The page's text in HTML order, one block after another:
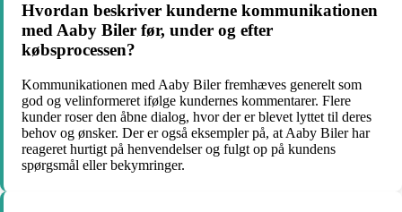
Hvordan beskriver kunderne kommunikationen
med Aaby Biler før, under og efter
købsprocessen?
Kommunikationen med Aaby Biler fremhæves generelt som
god og velinformeret ifølge kundernes kommentarer. Flere
kunder roser den åbne dialog, hvor der er blevet lyttet til deres
behov og ønsker. Der er også eksempler på, at Aaby Biler har
reageret hurtigt på henvendelser og fulgt op på kundens
spørgsmål eller bekymringer.